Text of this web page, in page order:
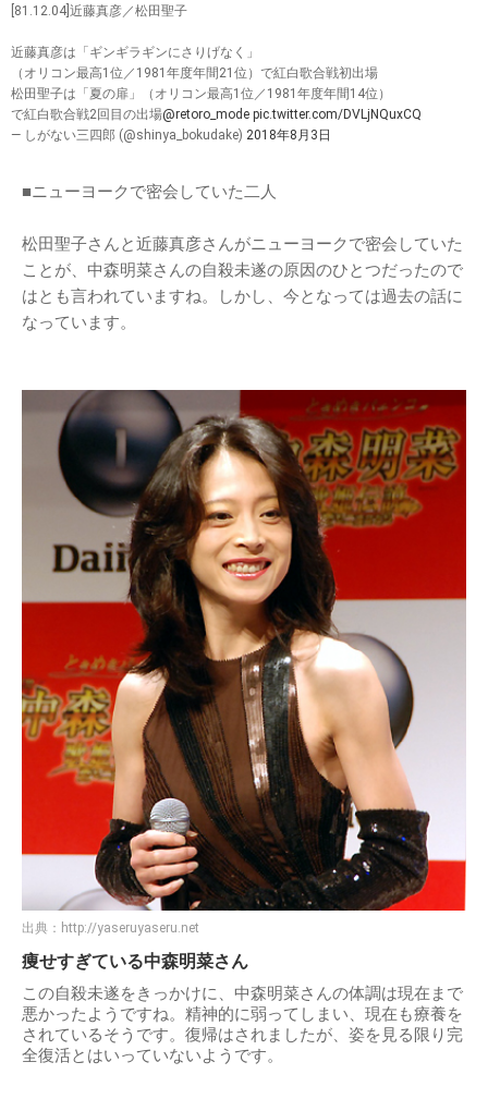
[81.12.04]近藤真彦／松田聖子
近藤真彦は「ギンギラギンにさりげなく」
（オリコン最高1位／1981年度年間21位）で紅白歌合戦初出場
松田聖子は「夏の扉」（オリコン最高1位／1981年度年間14位）
で紅白歌合戦2回目の出場@retoro_mode pic.twitter.com/DVLjNQuxCQ
— しがない三四郎 (@shinya_bokudake) 2018年8月3日
■ニューヨークで密会していた二人
松田聖子さんと近藤真彦さんがニューヨークで密会していた
ことが、中森明菜さんの自殺未遂の原因のひとつだったので
はとも言われていますね。しかし、今となっては過去の話に
なっています。
出典： http://yaseruyaseru.net
痩せすぎている中森明菜さん
この自殺未遂をきっかけに、中森明菜さんの体調は現在まで
悪かったようですね。精神的に弱ってしまい、現在も療養を
されているそうです。復帰はされましたが、姿を見る限り完
全復活とはいっていないようです。